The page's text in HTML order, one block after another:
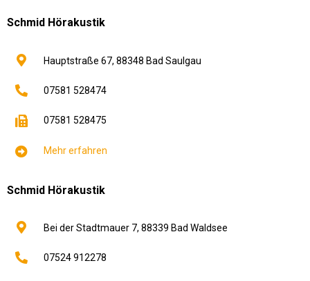
Schmid Hörakustik
Hauptstraße 67, 88348 Bad Saulgau
07581 528474
07581 528475
Mehr erfahren
Schmid Hörakustik
Bei der Stadtmauer 7, 88339 Bad Waldsee
07524 912278